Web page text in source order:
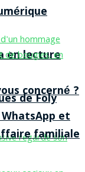
en lecture
concerné ?
de Foly
et
familiale